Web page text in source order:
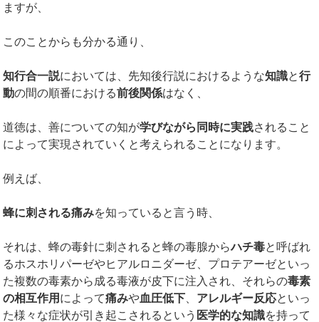
ますが、
このことからも分かる通り、
知行合一説においては、先知後行説におけるような知識と行
動の間の順番における前後関係はなく、
道徳は、善についての知が学びながら同時に実践されること
によって実現されていくと考えられることになります。
例えば、
蜂に刺される痛みを知っていると言う時、
それは、蜂の毒針に刺されると蜂の毒腺からハチ毒と呼ばれ
るホスホリパーゼやヒアルロニダーゼ、プロテアーゼといっ
た複数の毒素から成る毒液が皮下に注入され、それらの毒素
の相互作用 によって痛みや血圧低下 アレルギー反応といっ
た様々な症状が引き起こされるという 医学的な知識を持って